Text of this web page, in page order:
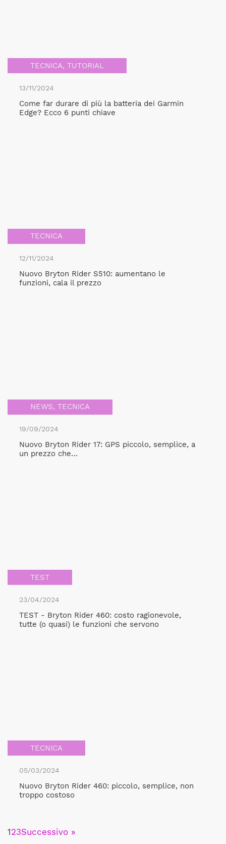
TECNICA, TUTORIAL
13/11/2024
Come far durare di più la batteria dei Garmin
Edge? Ecco 6 punti chiave
TECNICA
12/11/2024
Nuovo Bryton Rider S510: aumentano le
funzioni, cala il prezzo
NEWS, TECNICA
19/09/2024
Nuovo Bryton Rider 17: GPS piccolo, semplice, a
un prezzo che…
TEST
23/04/2024
TEST - Bryton Rider 460: costo ragionevole,
tutte (o quasi) le funzioni che servono
TECNICA
05/03/2024
Nuovo Bryton Rider 460: piccolo, semplice, non
troppo costoso
123Successivo »